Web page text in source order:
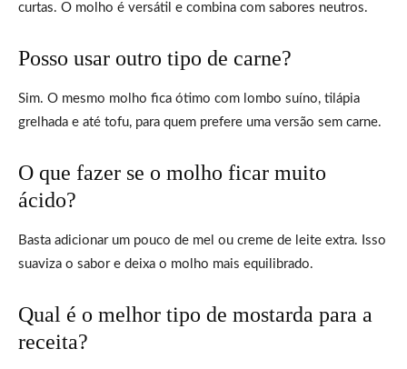
curtas. O molho é versátil e combina com sabores neutros.
Posso usar outro tipo de carne?
Sim. O mesmo molho fica ótimo com lombo suíno, tilápia
grelhada e até tofu, para quem prefere uma versão sem carne.
O que fazer se o molho ficar muito
ácido?
Basta adicionar um pouco de mel ou creme de leite extra. Isso
suaviza o sabor e deixa o molho mais equilibrado.
Qual é o melhor tipo de mostarda para a
receita?